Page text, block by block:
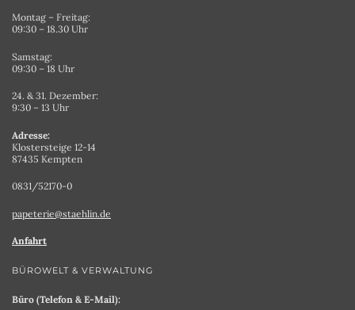
Montag – Freitag:
09:30 – 18.30 Uhr
Samstag:
09:30 – 18 Uhr
24. & 31. Dezember:
9:30 – 13 Uhr
Adresse:
Klostersteige 12-14
87435 Kempten
0831/52170-0
papeterie@staehlin.de
Anfahrt
BÜROWELT & VERWALTUNG
Büro (Telefon & E-Mail):